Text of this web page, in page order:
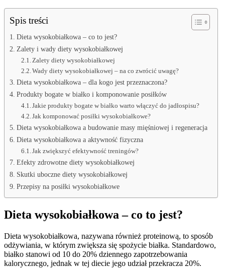
Spis treści
Dieta wysokobiałkowa – co to jest?
Zalety i wady diety wysokobiałkowej
Zalety diety wysokobiałkowej
Wady diety wysokobiałkowej – na co zwrócić uwagę?
Dieta wysokobiałkowa – dla kogo jest przeznaczona?
Produkty bogate w białko i komponowanie posiłków
Jakie produkty bogate w białko warto włączyć do jadłospisu?
Jak komponować posiłki wysokobiałkowe?
Dieta wysokobiałkowa a budowanie masy mięśniowej i regeneracja
Dieta wysokobiałkowa a aktywność fizyczna
Jak zwiększyć efektywność treningów?
Efekty zdrowotne diety wysokobiałkowej
Skutki uboczne diety wysokobiałkowej
Przepisy na posiłki wysokobiałkowe
Dieta wysokobiałkowa – co to jest?
Dieta wysokobiałkowa, nazywana również proteinową, to sposób
odżywiania, w którym zwiększa się spożycie białka. Standardowo,
białko stanowi od 10 do 20% dziennego zapotrzebowania
kalorycznego, jednak w tej diecie jego udział przekracza 20%.